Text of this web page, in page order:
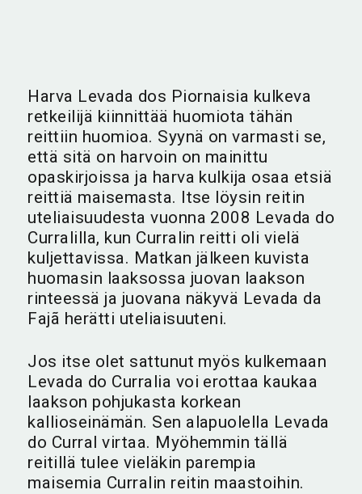
Harva Levada dos Piornaisia kulkeva
retkeilijä kiinnittää huomiota tähän
reittiin huomioa. Syynä on varmasti se,
että sitä on harvoin on mainittu
opaskirjoissa ja harva kulkija osaa etsiä
reittiä maisemasta. Itse löysin reitin
uteliaisuudesta vuonna 2008 Levada do
Curralilla, kun Curralin reitti oli vielä
kuljettavissa. Matkan jälkeen kuvista
huomasin laaksossa juovan laakson
rinteessä ja juovana näkyvä Levada da
Fajã herätti uteliaisuuteni.
Jos itse olet sattunut myös kulkemaan
Levada do Curralia voi erottaa kaukaa
laakson pohjukasta korkean
kallioseinämän. Sen alapuolella Levada
do Curral virtaa. Myöhemmin tällä
reitillä tulee vieläkin parempia
maisemia Curralin reitin maastoihin.